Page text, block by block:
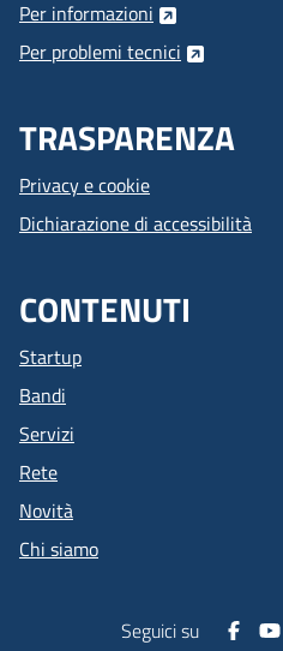
Per informazioni
Per problemi tecnici
TRASPARENZA
Privacy e cookie
Dichiarazione di accessibilità
CONTENUTI
Startup
Bandi
Servizi
Rete
Novità
Chi siamo
Seguici su